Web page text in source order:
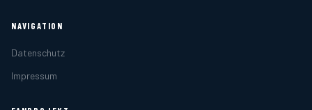
NAVIGATION
Datenschutz
Impressum